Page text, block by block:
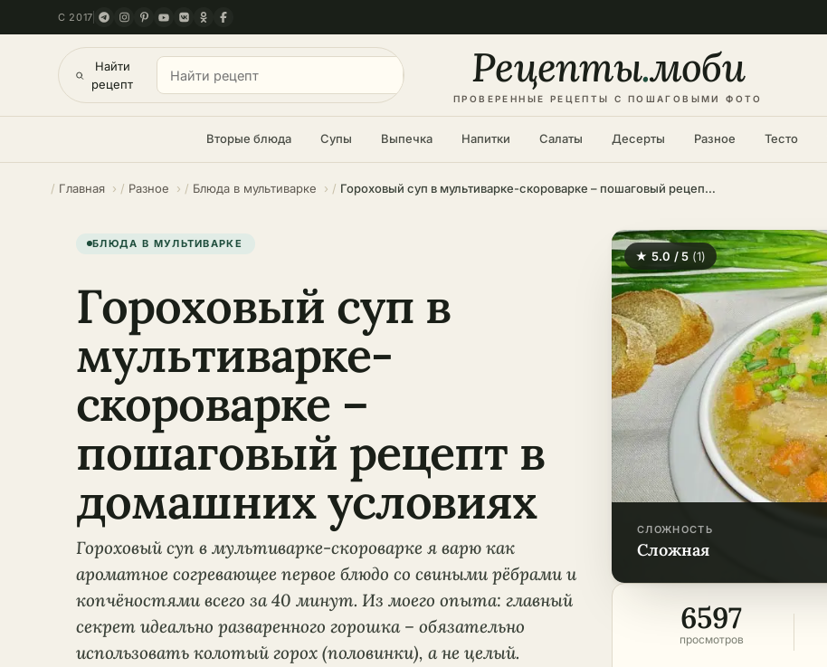
С 2017
Найти
рецепт
Рецепты.моби
ПРОВЕРЕННЫЕ РЕЦЕПТЫ С ПОШАГОВЫМИ ФОТО
Вторые блюда Супы Выпечка Напитки Салаты Десерты Разное Тесто
Главная Разное Блюда в мультиварке Гороховый суп в мультиварке-скороварке – пошаговый рецепт в домашних условиях
★ 5.0 / 5 (1)
СЛОЖНОСТЬ
сложная
6597
просмотров
БЛЮДА В МУЛЬТИВАРКЕ
Гороховый суп в
мультиварке-
скороварке –
пошаговый рецепт в
домашних условиях
Гороховый суп в мультиварке-скороварке я варю как
ароматное согревающее первое блюдо со свиными рёбрами и
копчёностями всего за 40 минут. Из моего опыта: главный
секрет идеально разваренного горошка – обязательно
использовать колотый горох (половинки), а не целый.